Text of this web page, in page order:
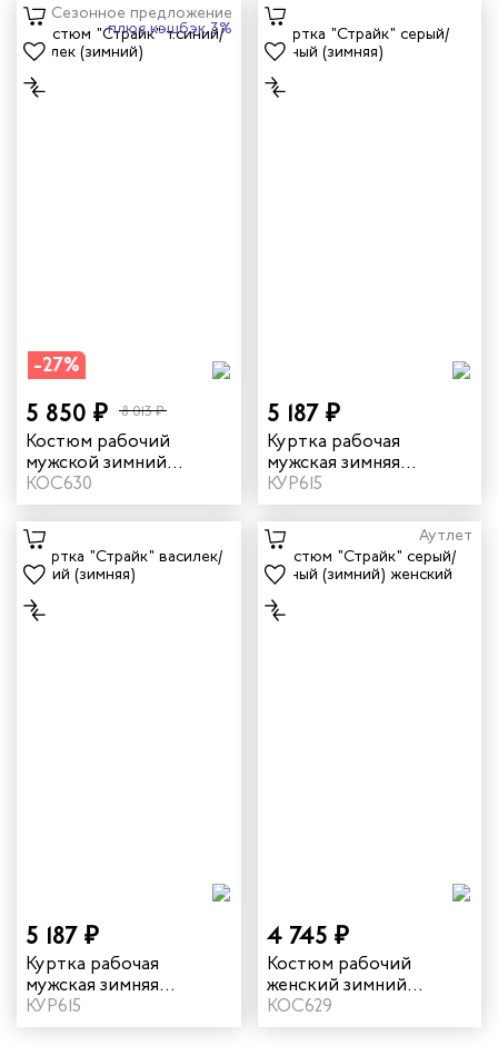
Сезонное предложение
плюс кэшбэк 3%
-27%
5 850 ₽ 8 013 ₽
Костюм рабочий
мужской зимний
"Страйк" цвет темно-
синий/василек
КОС630
5 187 ₽
Куртка рабочая
мужская зимняя
"Страйк" цвет серый/
красный
КУР615
5 187 ₽
Куртка рабочая
мужская зимняя
"Страйк" цвет
василек/темно-синий
КУР615
Аутлет
4 745 ₽
Костюм рабочий
женский зимний
"Страйк" цвет серый/
красный
КОС629